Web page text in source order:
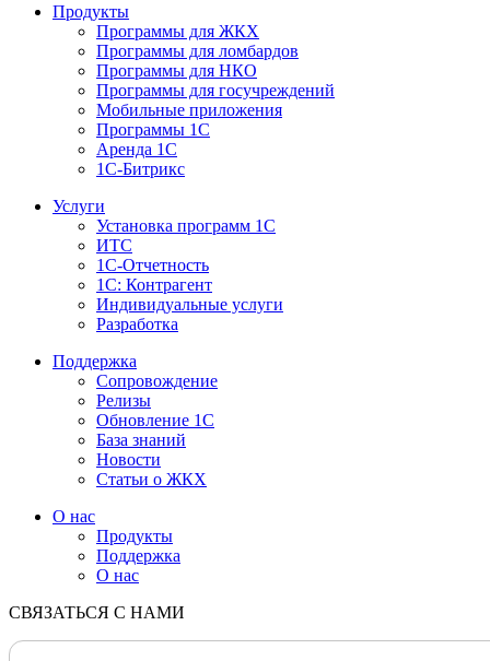
Продукты
Программы для ЖКХ
Программы для ломбардов
Программы для НКО
Программы для госучреждений
Мобильные приложения
Программы 1С
Аренда 1С
1С-Битрикс
Услуги
Установка программ 1С
ИТС
1С-Отчетность
1С: Контрагент
Индивидуальные услуги
Разработка
Поддержка
Сопровождение
Релизы
Обновление 1С
База знаний
Новости
Статьи о ЖКХ
О нас
Продукты
Поддержка
О нас
СВЯЗАТЬСЯ С НАМИ